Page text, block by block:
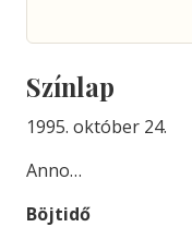
Színlap
1995. október 24.
Anno…
Böjtidő